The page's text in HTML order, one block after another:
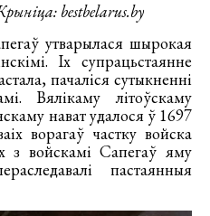
bestbelarus.by
утварылася шырокая
Іх супрацьстаянне
пачаліся сутыкненні
Вялікаму літоўскаму
нават удалося ў 1697
ворагаў частку войска
войскамі Сапегаў яму
пастаянныя